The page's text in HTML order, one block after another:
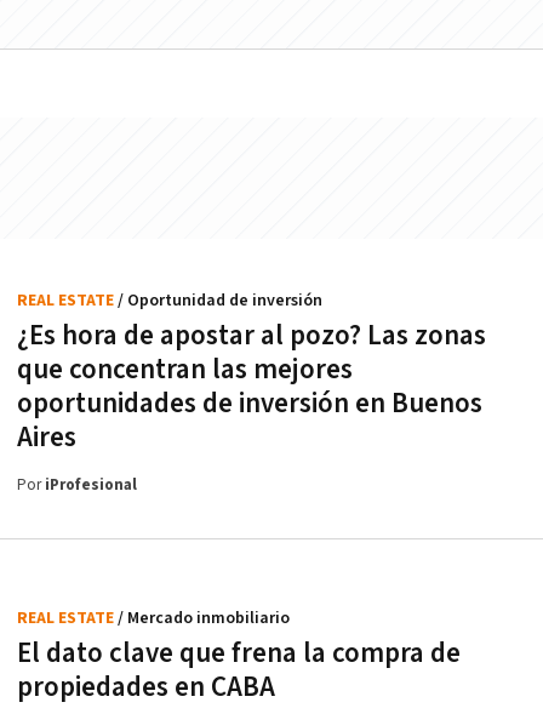
¿Es hora de apostar al pozo? Las zonas
que concentran las mejores
oportunidades de inversión en Buenos
Aires
REAL ESTATE/ Oportunidad de inversión
PoriProfesional
El dato clave que frena la compra de
propiedades en CABA
REAL ESTATE/ Mercado inmobiliario